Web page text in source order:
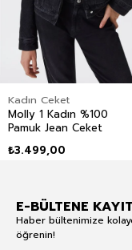
Kadın Ceket
Molly 1 Kadın %100
Pamuk Jean Ceket
₺3.499,00
E-BÜLTENE
Haber bültenimize
öğrenin!